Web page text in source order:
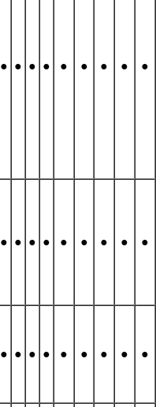
● ● ● ● ● ● ● ● ●
● ● ● ● ● ● ● ● ●
● ● ● ● ● ● ● ● ●